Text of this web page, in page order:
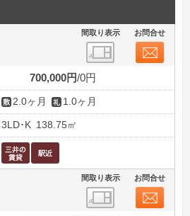
間取り表示 お問合せ
700,000円 0円
2.0ヶ月 1.0ヶ月
3LD･K 138.75㎡
間取り表示 お問合せ